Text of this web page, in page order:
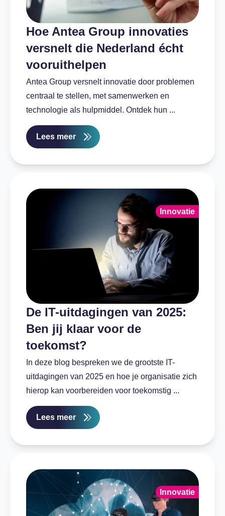
Hoe Antea Group innovaties
versnelt die Nederland écht
vooruithelpen
Antea Group versnelt innovatie door problemen
centraal te stellen, met samenwerken en
technologie als hulpmiddel. Ontdek hun ...
Lees meer
De IT-uitdagingen van 2025:
Ben jij klaar voor de
toekomst?
In deze blog bespreken we de grootste IT-
uitdagingen van 2025 en hoe je organisatie zich
hierop kan voorbereiden voor toekomstig ...
Lees meer
Innovatie
Innovatie